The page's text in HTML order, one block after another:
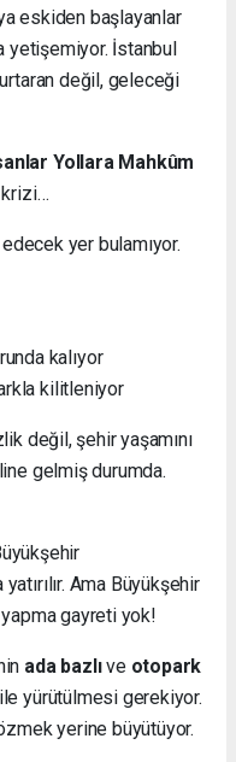
eskiden başlayanlar
yetişemiyor. İstanbul
değil, geleceği
Yollara Mahkûm
krizi…
yer bulamıyor.
kalıyor
kilitleniyor
değil, şehir yaşamını
gelmiş durumda.
Ama Büyükşehir
gayreti yok!
ada bazlıve otopark
yürütülmesi gerekiyor.
yerine büyütüyor.